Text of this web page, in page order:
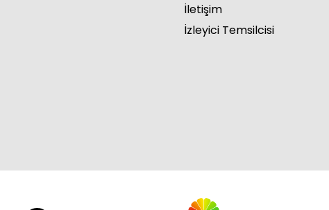
İletişim
İzleyici Temsilcisi